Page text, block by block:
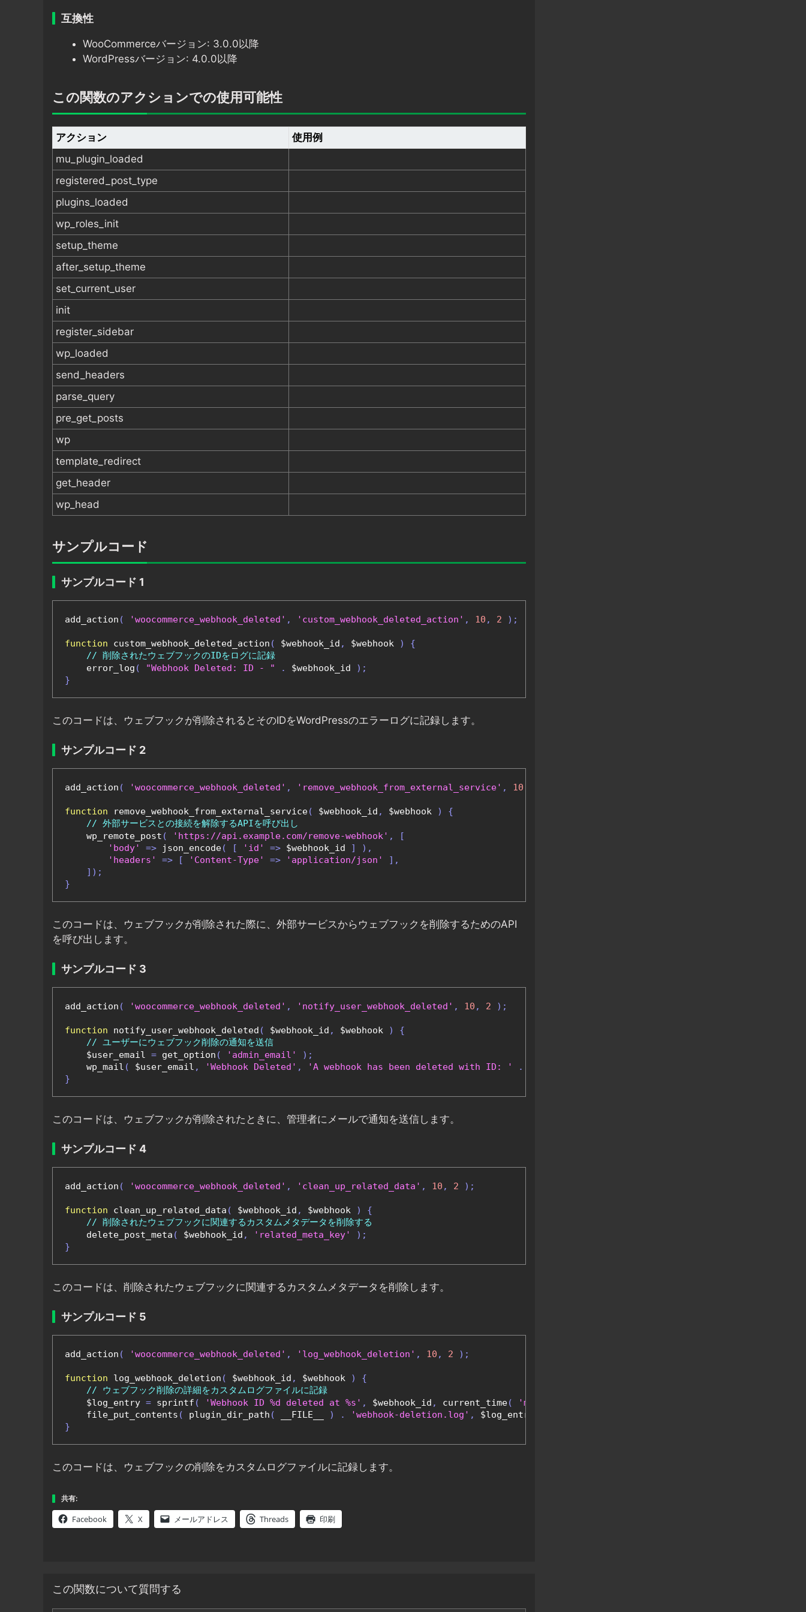
互換性
WooCommerceバージョン: 3.0.0以降
WordPressバージョン: 4.0.0以降
この関数のアクションでの使用可能性
アクション
使用例
mu_plugin_loaded
registered_post_type
plugins_loaded
wp_roles_init
setup_theme
after_setup_theme
set_current_user
init
register_sidebar
wp_loaded
send_headers
parse_query
pre_get_posts
wp
template_redirect
get_header
wp_head
サンプルコード
サンプルコード 1
add_action ( 'woocommerce_webhook_deleted' , 'custom_webhook_deleted_action' , 10 , 2 );
function custom_webhook_deleted_action ( $webhook_id , $webhook )
{
// 削除されたウェブフックのIDをログに記録
    error_log
( "Webhook Deleted: ID - " . $webhook_id
);
}
このコードは、ウェブフックが削除されるとそのIDをWordPressのエラーログに記録します。
サンプルコード 2
add_action ( 'woocommerce_webhook_deleted' , 'remove_webhook_from_external_service' , 10
function remove_webhook_from_external_service( $webhook_id , $webhook )
{
// 外部サービスとの接続を解除するAPIを呼び出し
    wp_remote_post
( 'https://api.example.com/remove-webhook' ,
[
'body'
=> json_encode( [ 'id' => $webhook_id ]
),
'headers'
=> [ 'Content-Type' => 'application/json'
],
]);
}
このコードは、ウェブフックが削除された際に、外部サービスからウェブフックを削除するためのAPI
を呼び出します。
サンプルコード 3
add_action ( 'woocommerce_webhook_deleted' , 'notify_user_webhook_deleted' , 10 , 2 );
function notify_user_webhook_deleted ( $webhook_id , $webhook )
{
// ユーザーにウェブフック削除の通知を送信
    $user_email
= get_option ( 'admin_email'
);
    wp_mail
( $user_email , 'Webhook Deleted' , 'A webhook has been deleted with ID: ' .
}
このコードは、ウェブフックが削除されたときに、管理者にメールで通知を送信します。
サンプルコード 4
add_action ( 'woocommerce_webhook_deleted' , 'clean_up_related_data' , 10 , 2 );
function clean_up_related_data ( $webhook_id , $webhook )
{
// 削除されたウェブフックに関連するカスタムメタデータを削除する
    delete_post_meta
( $webhook_id , 'related_meta_key'
);
}
このコードは、削除されたウェブフックに関連するカスタムメタデータを削除します。
サンプルコード 5
add_action ( 'woocommerce_webhook_deleted' , 'log_webhook_deletion' , 10 , 2 );
function log_webhook_deletion ( $webhook_id , $webhook )
{
// ウェブフック削除の詳細をカスタムログファイルに記録
    $log_entry
= sprintf ( 'Webhook ID %d deleted at %s' , $webhook_id , current_time( 'mysql'
    file_put_contents
( plugin_dir_path ( __FILE__ ) . 'webhook-deletion.log' , $log_entry
}
このコードは、ウェブフックの削除をカスタムログファイルに記録します。
共有:
Facebook X メールアドレス Threads 印刷
この関数について質問する